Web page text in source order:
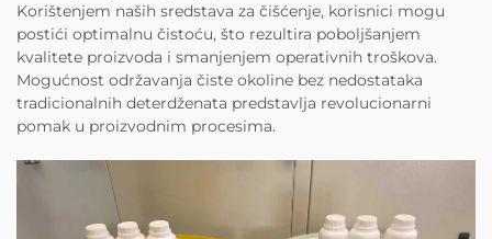
Korištenjem naših sredstava za čišćenje, korisnici mogu
postići optimalnu čistoću, što rezultira poboljšanjem
kvalitete proizvoda i smanjenjem operativnih troškova.
Mogućnost održavanja čiste okoline bez nedostataka
tradicionalnih deterdženata predstavlja revolucionarni
pomak u proizvodnim procesima.